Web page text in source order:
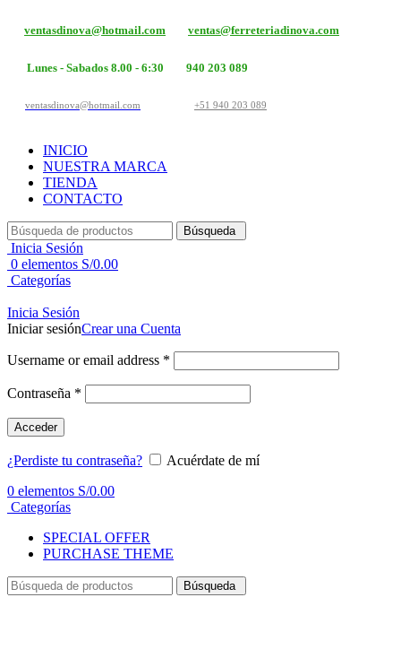
ventasdinova@hotmail.com ventas@ferreteriadinova.com
Lunes - Sabados 8.00 - 6:30 940 203 089
ventasdinova@hotmail.com +51 940 203 089
INICIO
NUESTRA MARCA
TIENDA
CONTACTO
Búsqueda
Inicia Sesión
0 elementos S/0.00
Categorías
Inicia Sesión
Iniciar sesiónCrear una Cuenta
Username or email address *
Contraseña *
Acceder
¿Perdiste tu contraseña?
Acuérdate de mí
0 elementos S/0.00
Categorías
SPECIAL OFFER
PURCHASE THEME
Búsqueda